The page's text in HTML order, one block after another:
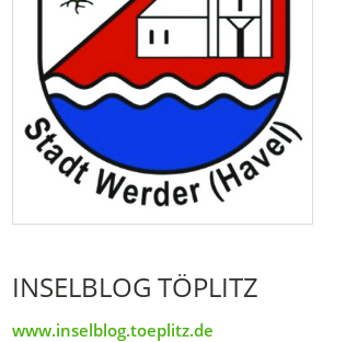
INSELBLOG TÖPLITZ
www.inselblog.toeplitz.de